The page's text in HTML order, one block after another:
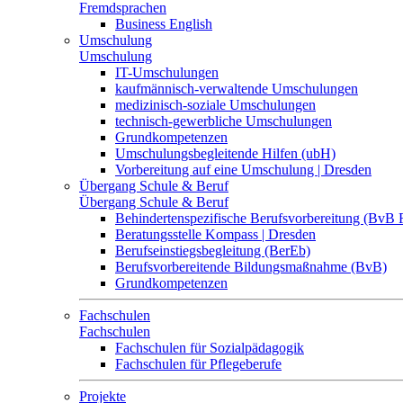
Fremdsprachen
Business English
Umschulung
Umschulung
IT-Umschulungen
kaufmännisch-verwaltende Umschulungen
medizinisch-soziale Umschulungen
technisch-gewerbliche Umschulungen
Grundkompetenzen
Umschulungsbegleitende Hilfen (ubH)
Vorbereitung auf eine Umschulung | Dresden
Übergang Schule & Beruf
Übergang Schule & Beruf
Behindertenspezifische Berufsvorbereitung (BvB
Beratungsstelle Kompass | Dresden
Berufseinstiegsbegleitung (BerEb)
Berufsvorbereitende Bildungsmaßnahme (BvB)
Grundkompetenzen
Fachschulen
Fachschulen
Fachschulen für Sozialpädagogik
Fachschulen für Pflegeberufe
Projekte